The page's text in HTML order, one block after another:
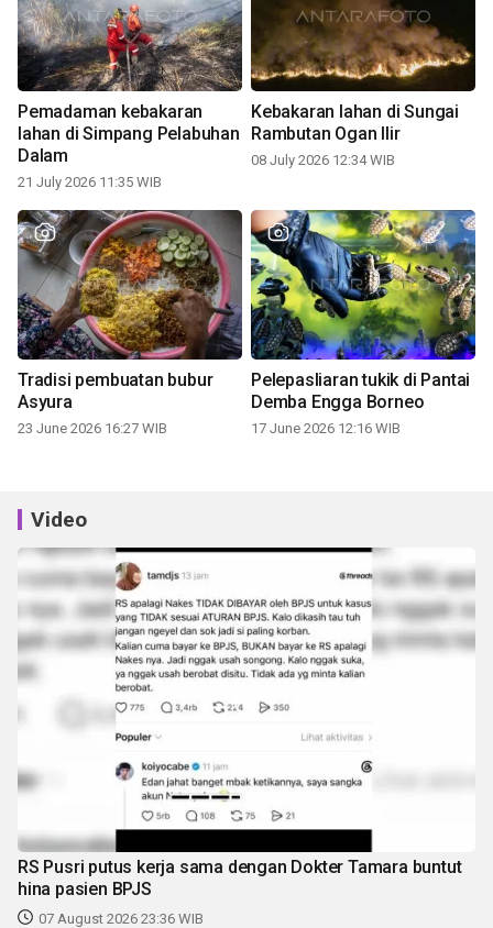
Pemadaman kebakaran
lahan di Simpang Pelabuhan
Dalam
21 July 2026 11:35 WIB
Kebakaran lahan di Sungai
Rambutan Ogan Ilir
08 July 2026 12:34 WIB
Tradisi pembuatan bubur
Asyura
23 June 2026 16:27 WIB
Pelepasliaran tukik di Pantai
Demba Engga Borneo
17 June 2026 12:16 WIB
Video
RS Pusri putus kerja sama dengan Dokter Tamara buntut
hina pasien BPJS
07 August 2026 23:36 WIB